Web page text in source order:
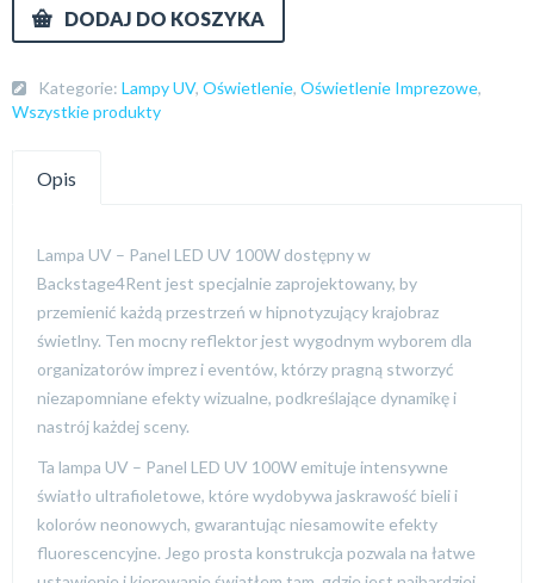
DODAJ DO KOSZYKA
Kategorie: Lampy UV, Oświetlenie, Oświetlenie Imprezowe,
Wszystkie produkty
Opis
Lampa UV – Panel LED UV 100W dostępny w
Backstage4Rent jest specjalnie zaprojektowany, by
przemienić każdą przestrzeń w hipnotyzujący krajobraz
świetlny. Ten mocny reflektor jest wygodnym wyborem dla
organizatorów imprez i eventów, którzy pragną stworzyć
niezapomniane efekty wizualne, podkreślające dynamikę i
nastrój każdej sceny.
Ta lampa UV – Panel LED UV 100W emituje intensywne
światło ultrafioletowe, które wydobywa jaskrawość bieli i
kolorów neonowych, gwarantując niesamowite efekty
fluorescencyjne. Jego prosta konstrukcja pozwala na łatwe